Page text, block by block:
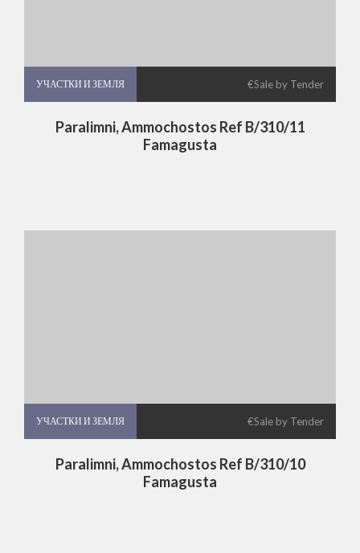
УЧАСТКИ И ЗЕМЛЯ
УЧАСТКИ И ЗЕМЛЯ €Sale by Tender
Paralimni, Ammochostos Ref B/310/11
Famagusta
УЧАСТКИ И ЗЕМЛЯ
УЧАСТКИ И ЗЕМЛЯ €Sale by Tender
Paralimni, Ammochostos Ref B/310/10
Famagusta